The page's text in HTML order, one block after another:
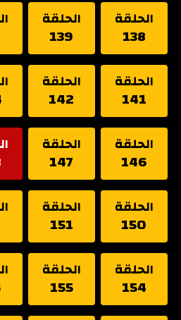
الحلقة
138
الحلقة
139
الحلقة
141
الحلقة
142
الحلقة
146
الحلقة
147
الحلقة
150
الحلقة
151
الحلقة
154
الحلقة
155